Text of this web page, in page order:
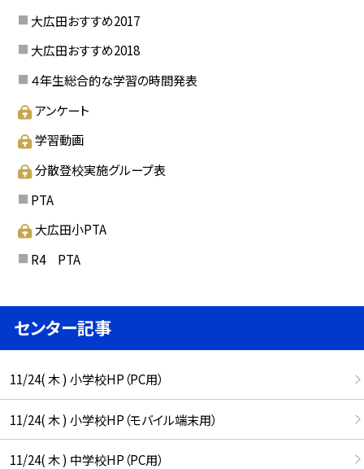
大広田おすすめ2017
大広田おすすめ2018
４年生総合的な学習の時間発表
アンケート
学習動画
分散登校実施グループ表
PTA
大広田小PTA
R4 PTA
センター記事
11/24( 木 ) 小学校HP（PC用）
11/24( 木 ) 小学校HP（モバイル端末用）
11/24( 木 ) 中学校HP（PC用）